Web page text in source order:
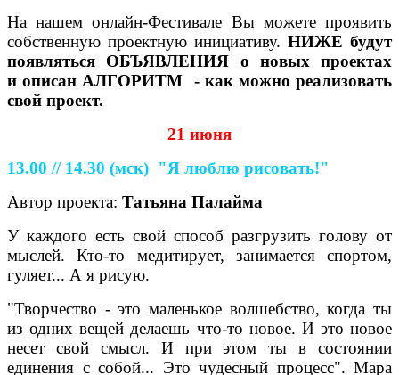
На нашем онлайн-Фестивале Вы можете проявить
собственную проектную инициативу. НИЖЕ будут
появляться ОБЪЯВЛЕНИЯ о новых проектах
иописан АЛГОРИТМ - как можно реализовать
свой проект.
21 июня
13.00 // 14.30 (мск) "Я люблю рисовать!"
Автор проекта: Татьяна Палайма
У каждого есть свой способ разгрузить голову от
мыслей. Кто-то медитирует, занимается спортом,
гуляет... А я рисую.
"Творчество - это маленькое волшебство, когда ты
из одних вещей делаешь что-то новое. И это новое
несет свой смысл. И при этом ты в состоянии
единения с собой... Это чудесный процесс". Мара